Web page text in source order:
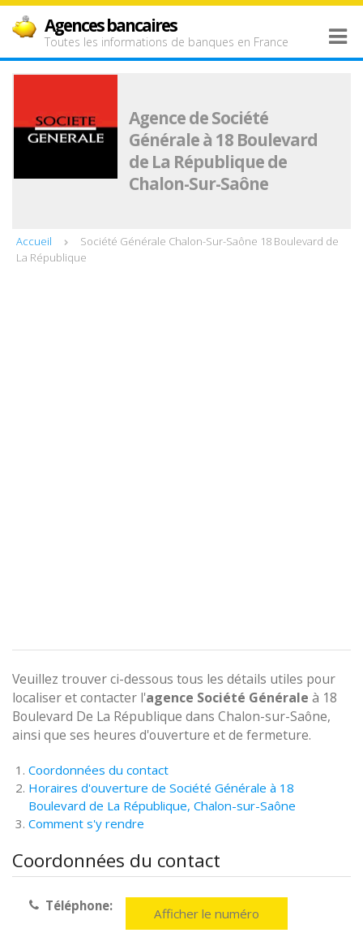
Agences bancaires
Toutes les informations de banques en France
Agence de Société
Générale à 18 Boulevard
de La République de
Chalon-Sur-Saône
Accueil
Société Générale Chalon-Sur-Saône 18 Boulevard de
La République
Veuillez trouver ci-dessous tous les détails utiles pour
localiser et contacter l'agence Société Générale à 18
Boulevard De La République dans Chalon-sur-Saône,
ainsi que ses heures d'ouverture et de fermeture.
Coordonnées du contact
Horaires d'ouverture de Société Générale à 18
Boulevard de La République, Chalon-sur-Saône
Comment s'y rendre
Coordonnées du contact
Téléphone: Afficher le numéro